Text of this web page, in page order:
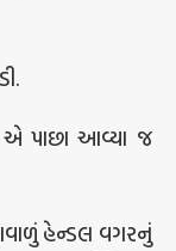
એ પાછા આવ્યા જ
હેન્ડલ વગરનું